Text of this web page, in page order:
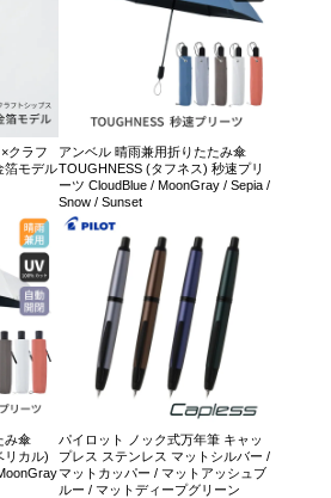
クラフ
箔モデル
アンベル 晴雨兼用折りたたみ傘
TOUGHNESS (タフネス) 秒速プリ
ーツ CloudBlue / MoonGray / Sepia /
Snow / Sunset
み傘
リカル)
パイロット ノック式万年筆 キャッ
プレス ステンレス マットシルバー /
マットカッパー / マットアッシュブ
ルー / マットディープグリーン